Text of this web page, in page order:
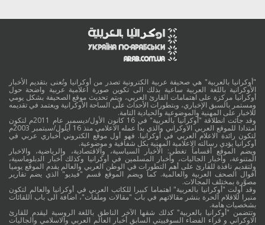
"أوكرانيا بالعربية" هي صحيفة عربية الكترونية تصدر من أوكرانيا وتُعنى بتقديم الأخبار
الأوكرانية باللغة العربية ساعية بذلك الى تكوين صورة اعلامية عربية واضحة حول
أوكرانيا مركزة على اهتمامات القارئ العربي، ويتم تحديث موقع الصحيفة بشكل يومي
ومستمر بالسبق الإخباري، وبتطورات الأحداث على الساحة الأوكرانية ويعتمد في تقديمه
للاخبار على المهنية والموضوعية والحيادية التامة.
وقد جائت انطلاقة "أوكرانيا بالعربية" في 16 كانون الأول/ديسمبر عام 2011م لتكون
امتدادا للموقع العربي الاوكراني والذي بدأ عمله الاعلامي منذ 16 أيلول/سبتمبر 2003م
لتكون رائدة الاعلام العربي في أوكرانيا. فهو أول موقع الكتروني أخباري عربي في
أوكرانيا يؤدي رسالته الاعلامية المهنية بكل شفافية و موضوعية.
ويضم الموقع أقساماً تغطي: الأخبار السياسية، والاقتصادية، والرياضية، والاخبار
المتنوعة، وأخبار الجاليات، وأخبار المسلمين في أوكرانيا وكذلك أخبار الدبلوماسية،
ولتقديم نافذة للقارئ على أهم التطورات في الوطن العربي والعالم يقدم الموقع يوميا
أقوال الصحف العربية والعالمية. كما ويضم الموقع قسم "فيديو" الذي يضم تقارير
مصوَّرة بمختلف المجالات.
وقد أولت "أوكرانيا بالعربية" اهتماما كبيرا للكاتب العربي في أوكرانيا والعالم لتكون
منبرا للاقلام الحرة بنشر مقالاتهم في باب "مقالات وملفات"، اضافة الى باب اللقائات
بشخصيات هامة.
وتتضمن "أوكرانيا بالعربية" كذلك شقها الآخر الناطق باللغة الروسية ليقدم للقارئ
الاوكراني و قراء الفضاء السوفييتي السابق أخبار العالم العربي والاسلامي والجاليات